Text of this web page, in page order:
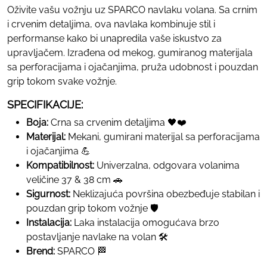
Oživite vašu vožnju uz SPARCO navlaku volana. Sa crnim
i crvenim detaljima, ova navlaka kombinuje stil i
performanse kako bi unapredila vaše iskustvo za
upravljačem. Izrađena od mekog, gumiranog materijala
sa perforacijama i ojačanjima, pruža udobnost i pouzdan
grip tokom svake vožnje.
SPECIFIKACIJE:
Boja: Crna sa crvenim detaljima 🖤❤️
Materijal: Mekani, gumirani materijal sa perforacijama
i ojačanjima 💪
Kompatibilnost: Univerzalna, odgovara volanima
veličine 37 & 38 cm 🚗
Sigurnost: Neklizajuća površina obezbeđuje stabilan i
pouzdan grip tokom vožnje 🛡️
Instalacija: Laka instalacija omogućava brzo
postavljanje navlake na volan 🛠️
Brend: SPARCO 🏁